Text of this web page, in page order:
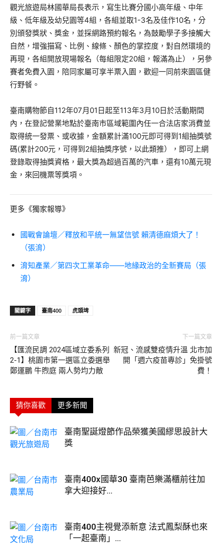
觀光旅遊局林國華局長表示，寫生比賽分國小高年級、中年
級、低年級及幼兒園等4組，各組並取1-3名及佳作10名，分
別頒發獎狀、獎金，並採網路預約報名，為鼓勵學子多接觸大
自然，增強描寫、比例、線條、顏色的掌控度，對自然環境的
再現，各組開放現場報名（每組限定20組，報滿為止），另參
賽者免費入園，陪同家屬可享半票入園，歡迎一同前來園區健
行野餐。
臺南購物節自112年07月01日起至113年3月10日於活動期間
內，在登記營業地點於臺南市區域範圍內任一合法店家消費並
取得統一發票、或收據，金額累計滿100元即可得到1組抽獎號
碼(累計200元，可得到2組抽獎序號，以此類推），即可上網
登錄取得抽獎資格，最大獎為超過百萬的汽車，還有10萬元現
金，來回機票等獎項。
更多《獨家報導》
國戰會論壇／釋放和平統一無望信號 賴清德麻煩大了！
（張淯）
淯知產業／第四次工業革命——地緣政治的全新賽局（張
淯）
關鍵字 臺南400 虎頭埤
前一篇文章
【匯流民調 2024區域立委系列
2-1】桃園市第一選區立委選舉
鄭運鵬 牛煦庭 兩人勢均力敵
下一篇文章
新冠、流感雙疫情升溫 北市加
開「週六疫苗專診」免掛號
費！
猜你喜歡 更多新聞
臺南聖誕燈節作品榮獲美國繆思設計大
獎
臺南400x國華30 臺南芭樂滿櫃前往加
拿大迎接好...
臺南400主視覺添新意 法式鳳梨酥也來
「一起臺南」...